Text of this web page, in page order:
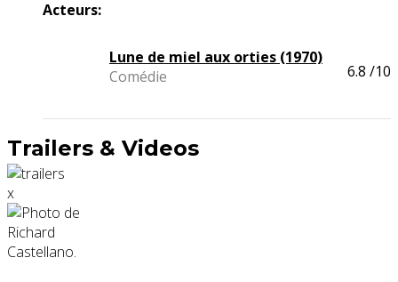
Acteurs:
Lune de miel aux orties (1970)
Comédie
6.8 /10
Trailers & Videos
x